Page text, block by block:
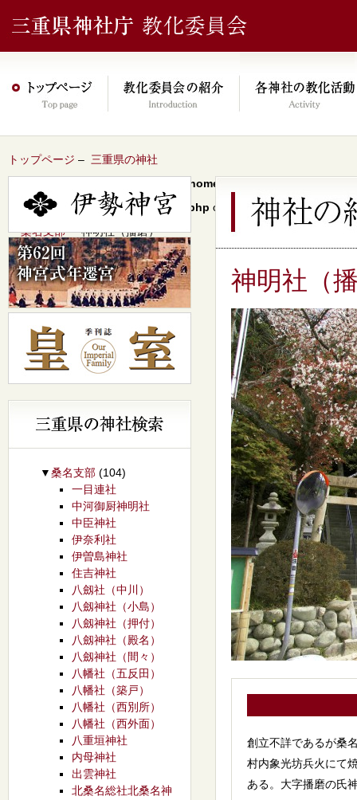
トップページ – 三重県の神社
/home/xs046278/mie-
content/themes/jinja2022/header.php on line
64
–桑名支部– 神明社（播磨）
神明社（
創立不詳であるが桑
村内象光坊兵火にて
ある。大字播磨の氏
▼桑名支部 (104)
一目連社
中河御厨神明社
中臣神社
伊奈利社
伊曽島神社
住吉神社
八劔社（中川）
八劔神社（小島）
八劔神社（押付）
八劔神社（殿名）
八劔神社（間々）
八幡社（五反田）
八幡社（築戸）
八幡社（西別所）
八幡社（西外面）
八重垣神社
内母神社
出雲神社
北桑名総社北桑名神